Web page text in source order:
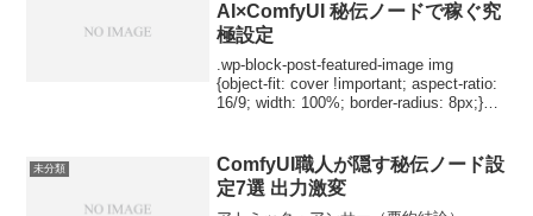
AI×ComfyUI 秘伝ノードで稼ぐ究
極設定
.wp-block-post-featured-image img
{object-fit: cover !important; aspect-ratio:
16/9; width: 100%; border-radius: 8px;}ロ
未分類
ComfyUI職人が隠す秘伝ノード設
定7選 出力激変